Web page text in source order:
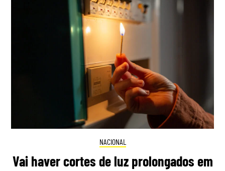
NACIONAL
Vai haver cortes de luz prolongados em